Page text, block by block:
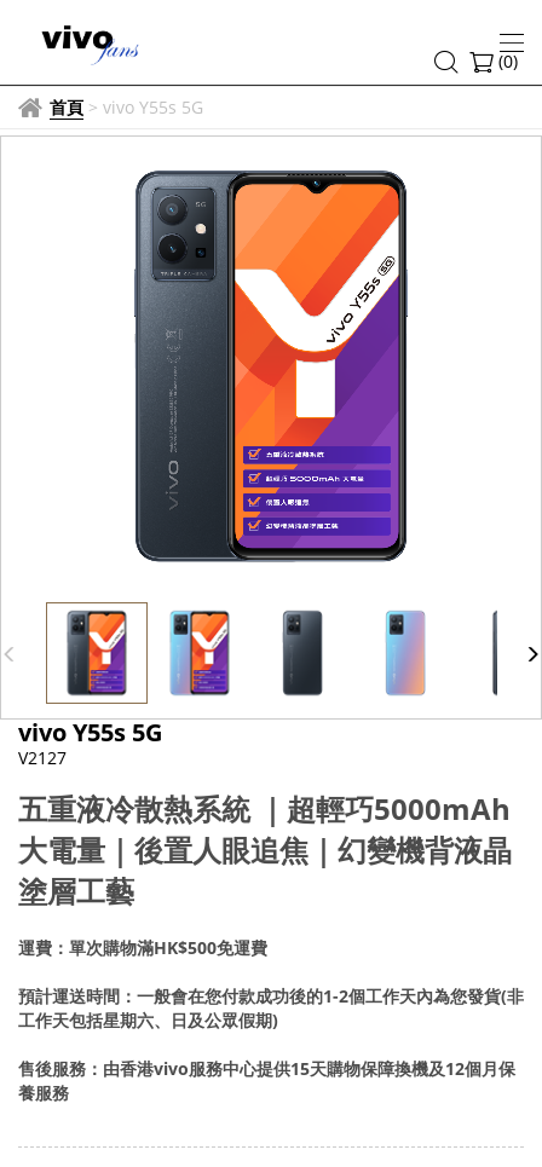
(0)
首頁 > vivo Y55s 5G
vivo Y55s 5G
V2127
五重液冷散熱系統 ｜超輕巧5000mAh
大電量｜後置人眼追焦｜幻變機背液晶
塗層工藝
運費：單次購物滿HK$500免運費
預計運送時間：一般會在您付款成功後的1-2個工作天內為您發貨(非
工作天包括星期六、日及公眾假期)
售後服務：由香港vivo服務中心提供15天購物保障換機及12個月保
養服務